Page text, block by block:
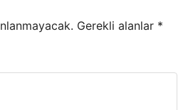
Gerekli alanlar *